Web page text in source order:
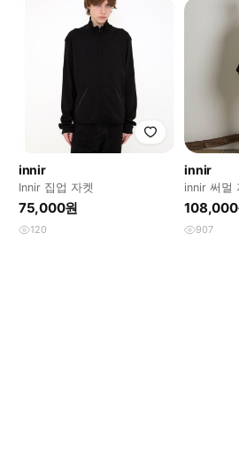
innir
Innir 집업 자켓
75,000원
120
innir
innir 써멀
108,000
907